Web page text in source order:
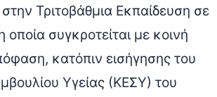
Τριτοβάθμια Εκπαίδευση σε
συγκροτείται με κοινή
κατόπιν εισήγησης του
Υγείας (ΚΕΣΥ) του